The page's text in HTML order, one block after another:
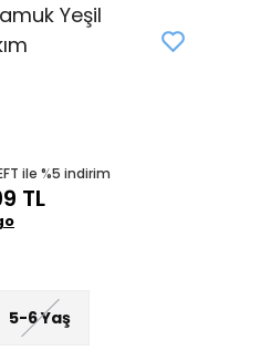
Yeşil
ile %5 indirim
TL
5-6 Yaş